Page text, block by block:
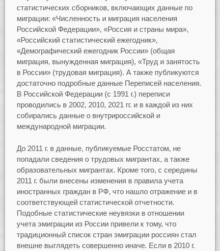
статистических сборников, включающих данные по
миграции: «Численность и миграция населения
Российской Федерации», «Россия и страны мира»,
«Российский статистический ежегодник»,
«Демографический ежегодник России» (общая
миграция, вынужденная миграция), «Труд и занятость
в России» (трудовая миграция). А также публикуются
достаточно подробные данные Переписей населения.
В Российской Федерации (с 1991 г.) переписи
проводились в 2002, 2010, 2021 гг. и в каждой из них
собирались данные о внутрироссийской и
международной миграции.
До 2011 г. в данные, публикуемые Росстатом, не
попадали сведения о трудовых мигрантах, а также
образовательных мигрантах. Кроме того, с середины
2011 г. были внесены изменения в правила учета
иностранных граждан в РФ, что нашло отражение и в
соответствующей статистической отчетности.
Подобные статистические неувязки в отношении
учета эмиграции из России привели к тому, что
традиционный список стран эмиграции россиян стал
внешне выглядеть совершенно иначе. Если в 2010 г.